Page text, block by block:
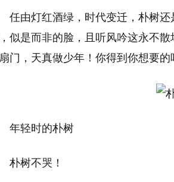
任由灯红酒绿，时代变迁，朴树
似是而非的脸，且听风吟这永不
门，天真做少年！你得到你想要
年轻时的朴树
朴树不哭！